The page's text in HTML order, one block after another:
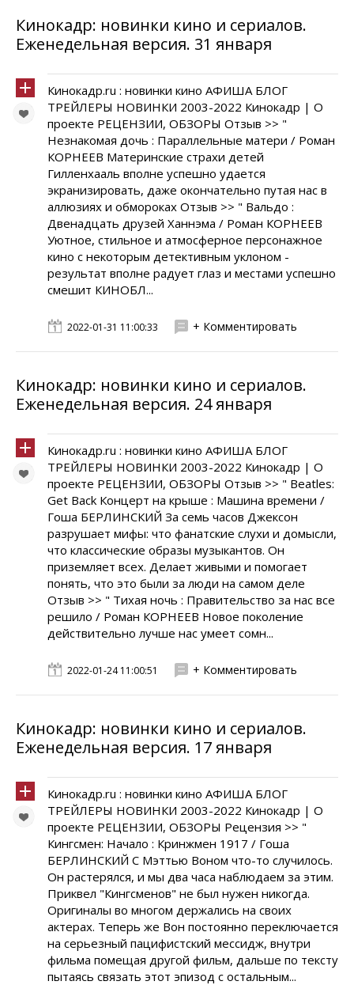
Кинокадр: новинки кино и сериалов.
Еженедельная версия. 31 января
Кинокадр.ru : новинки кино АФИША БЛОГ
ТРЕЙЛЕРЫ НОВИНКИ 2003-2022 Кинокадр | О
проекте РЕЦЕНЗИИ, ОБЗОРЫ Отзыв >> "
Незнакомая дочь : Параллельные матери / Роман
КОРНЕЕВ Материнские страхи детей
Гилленхааль вполне успешно удается
экранизировать, даже окончательно путая нас в
аллюзиях и обмороках Отзыв >> " Вальдо :
Двенадцать друзей Ханнэма / Роман КОРНЕЕВ
Уютное, стильное и атмосферное персонажное
кино с некоторым детективным уклоном -
результат вполне радует глаз и местами успешно
смешит КИНОБЛ...
2022-01-31 11:00:33 + Комментировать
Кинокадр: новинки кино и сериалов.
Еженедельная версия. 24 января
Кинокадр.ru : новинки кино АФИША БЛОГ
ТРЕЙЛЕРЫ НОВИНКИ 2003-2022 Кинокадр | О
проекте РЕЦЕНЗИИ, ОБЗОРЫ Отзыв >> " Beatles:
Get Back Концерт на крыше : Машина времени /
Гоша БЕРЛИНСКИЙ За семь часов Джексон
разрушает мифы: что фанатские слухи и домысли,
что классические образы музыкантов. Он
приземляет всех. Делает живыми и помогает
понять, что это были за люди на самом деле
Отзыв >> " Тихая ночь : Правительство за нас все
решило / Роман КОРНЕЕВ Новое поколение
действительно лучше нас умеет сомн...
2022-01-24 11:00:51 + Комментировать
Кинокадр: новинки кино и сериалов.
Еженедельная версия. 17 января
Кинокадр.ru : новинки кино АФИША БЛОГ
ТРЕЙЛЕРЫ НОВИНКИ 2003-2022 Кинокадр | О
проекте РЕЦЕНЗИИ, ОБЗОРЫ Рецензия >> "
Кингсмен: Начало : Кринжмен 1917 / Гоша
БЕРЛИНСКИЙ С Мэттью Воном что-то случилось.
Он растерялся, и мы два часа наблюдаем за этим.
Приквел "Кингсменов" не был нужен никогда.
Оригиналы во многом держались на своих
актерах. Теперь же Вон постоянно переключается
на серьезный пацифистский мессидж, внутри
фильма помещая другой фильм, дальше по тексту
пытаясь связать этот эпизод с остальным...